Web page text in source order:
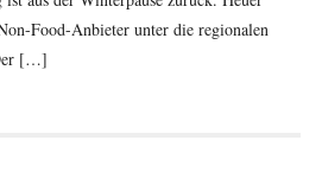
Food-Anbieter unter die regionalen
[…]